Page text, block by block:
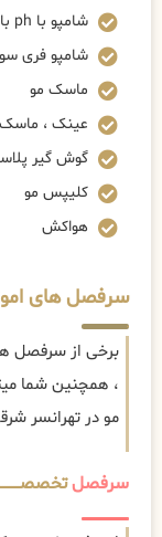
شامپو با ph بالا
شامپو فری
ماسک مو
عینک ، ماسک
گوش گیر
کلیپس مو
هواکش
سرفصل های
برخی از سرفصل
، همچنین شما
مو در تهرانسر
سرفصل